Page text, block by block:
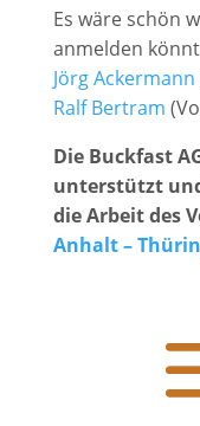
Es wäre schön
anmelden
Jörg Ackermann
Ralf Bertram
Die Buckfast
unterstützt
die Arbeit des
Anhalt –